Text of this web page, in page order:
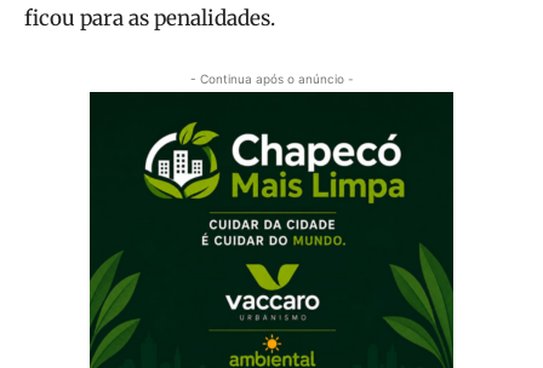
ficou para as penalidades.
- Continua após o anúncio -